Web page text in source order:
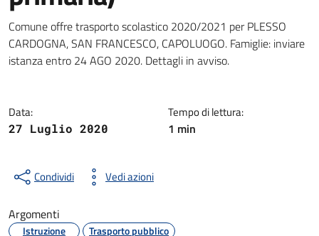
Dettagli della notizia
Comune offre trasporto scolastico 2020/2021 per PLESSO
CARDOGNA, SAN FRANCESCO, CAPOLUOGO. Famiglie: inviare
istanza entro 24 AGO 2020. Dettagli in avviso.
Data:
27 Luglio 2020
Tempo di lettura:
1 min
Condividi Vedi azioni
Argomenti
Istruzione Trasporto pubblico